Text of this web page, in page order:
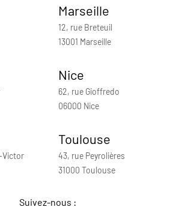
Marseille
12, rue Breteuil
13001 Marseille
Nice
62, rue Gioffredo
06000 Nice
Victor
Toulouse
43, rue Peyrolières
31000 Toulouse
Suivez-nous :